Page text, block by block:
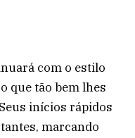
com o estilo
que tão bem lhes
inícios rápidos
marcando